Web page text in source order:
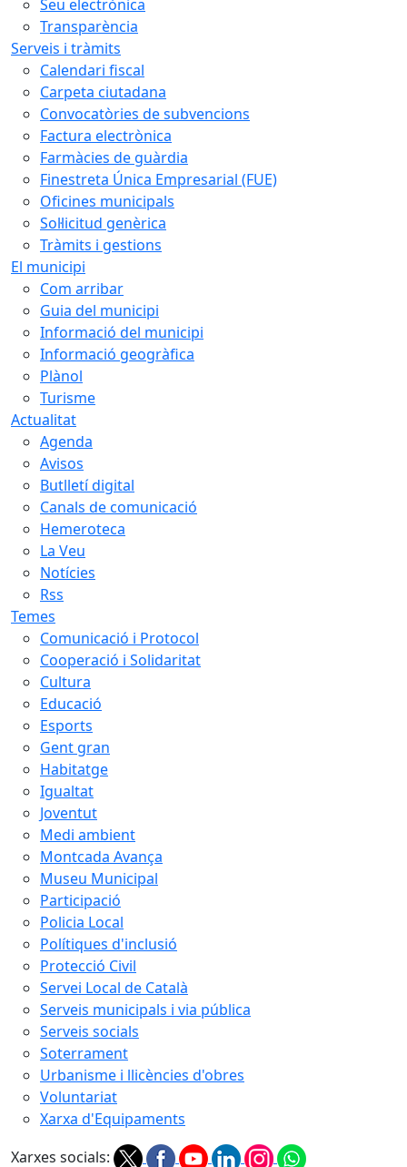
Seu electrònica
Transparència
Serveis i tràmits
Calendari fiscal
Carpeta ciutadana
Convocatòries de subvencions
Factura electrònica
Farmàcies de guàrdia
Finestreta Única Empresarial (FUE)
Oficines municipals
Sol·licitud genèrica
Tràmits i gestions
El municipi
Com arribar
Guia del municipi
Informació del municipi
Informació geogràfica
Plànol
Turisme
Actualitat
Agenda
Avisos
Butlletí digital
Canals de comunicació
Hemeroteca
La Veu
Notícies
Rss
Temes
Comunicació i Protocol
Cooperació i Solidaritat
Cultura
Educació
Esports
Gent gran
Habitatge
Igualtat
Joventut
Medi ambient
Montcada Avança
Museu Municipal
Participació
Policia Local
Polítiques d'inclusió
Protecció Civil
Servei Local de Català
Serveis municipals i via pública
Serveis socials
Soterrament
Urbanisme i llicències d'obres
Voluntariat
Xarxa d'Equipaments
Xarxes socials: